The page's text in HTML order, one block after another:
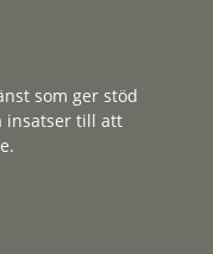
som ger stöd
insatser till att